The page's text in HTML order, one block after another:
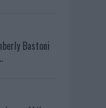
Bastoni